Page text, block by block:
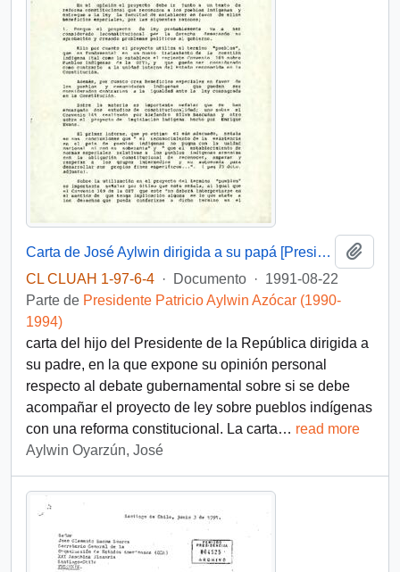
Carta de José Aylwin dirigida a su papá [Presidente de la República]
CL CLUAH 1-97-6-4 · Documento · 1991-08-22
Parte de Presidente Patricio Aylwin Azócar (1990-
1994)
carta del hijo del Presidente de la República dirigida a
su padre, en la que expone su opinión personal
respecto al debate gubernamental sobre si se debe
acompañar el proyecto de ley sobre pueblos indígenas
con una reforma constitucional. La carta… read more
Aylwin Oyarzún, José